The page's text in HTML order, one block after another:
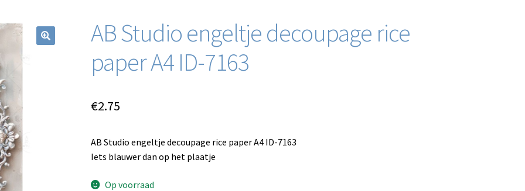
AB Studio engeltje decoupage rice
paper A4 ID-7163
€2.75
AB Studio engeltje decoupage rice paper A4 ID-7163
Iets blauwer dan op het plaatje
Op voorraad